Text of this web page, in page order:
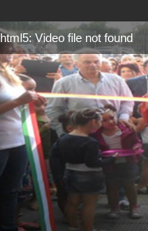
html5: Video file not found